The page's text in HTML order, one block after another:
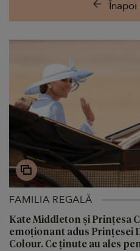
FAMILIA REGALĂ
Kate Middleton și Prințesa
emoționant adus Prințesei
Colour. Ce ținute au ales